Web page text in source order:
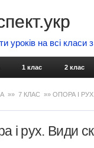
уроків на всі
1 клас 2 клас
»» 7 КЛАС »» ОПОРА І
і рух. Види